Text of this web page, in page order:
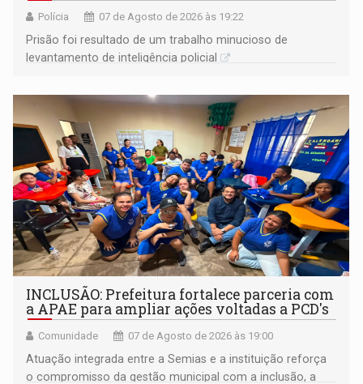
Polícia 07 de Agosto de 2026 às 19:22
Prisão foi resultado de um trabalho minucioso de
levantamento de inteligência policial
INCLUSÃO: Prefeitura fortalece parceria com
a APAE para ampliar ações voltadas a PCD's
Comunidade 07 de Agosto de 2026 às 19:00
Atuação integrada entre a Semias e a instituição reforça
o compromisso da gestão municipal com a inclusão, a